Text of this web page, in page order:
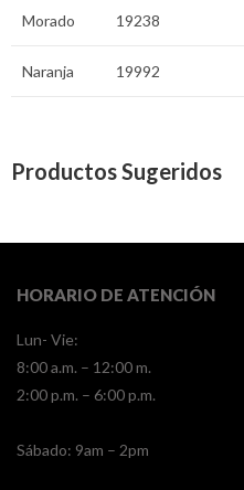
Morado 19238
Naranja 19992
Productos Sugeridos
HORARIO DE ATENCIÓN
Lun- Vie:
8:00 a.m. – 12:00 m.
2:00 p.m. – 6:00 p.m.
​​Sábado: 9am – 2pm